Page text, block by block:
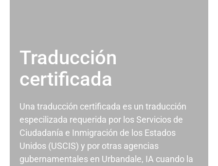
Traducción
certificada
Una traducción certificada es un traducción
especilizada requerida por los Servicios de
Ciudadanía e Inmigración de los Estados
Unidos (USCIS) y por otras agencias
gubernamentales en Urbandale, IA cuando la